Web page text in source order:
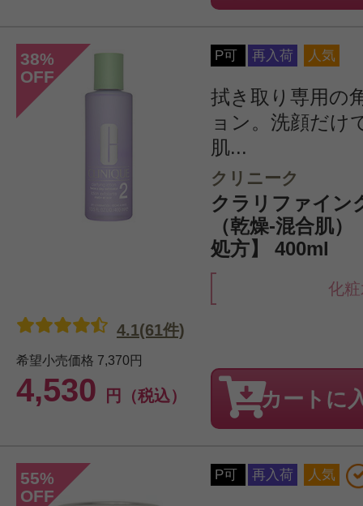
38%
OFF
P可 再入荷 人気
拭き取り専用の
ョン。洗顔だけ
肌...
クリニーク
クラリファイン
（乾燥-混合肌
処方】 400ml
化
希望小売価格 7,370円
4,530 円（税込）
4.1(61件)
カートに
55%
OFF
P可 再入荷 人気